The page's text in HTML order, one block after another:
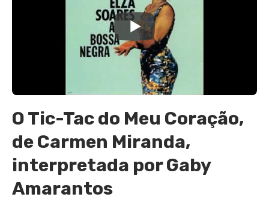
O Tic-Tac do Meu Coração,
de Carmen Miranda,
interpretada por Gaby
Amarantos